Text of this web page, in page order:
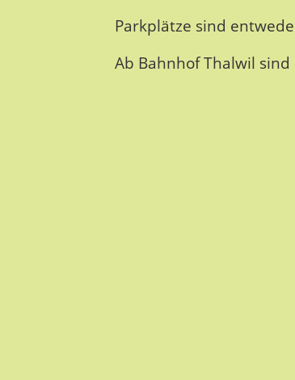
Parkplätze sind
Ab Bahnhof Thalwil